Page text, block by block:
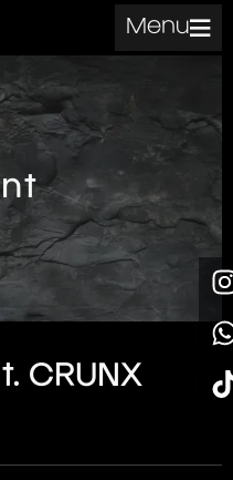
Menu
CRUNX